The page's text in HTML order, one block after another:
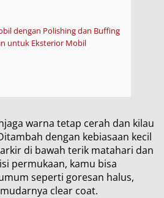
dengan Polishing dan Buffing
untuk Eksterior Mobil
warna tetap cerah dan kilau
dengan kebiasaan kecil
di bawah terik matahari dan
permukaan, kamu bisa
seperti goresan halus,
clear coat.